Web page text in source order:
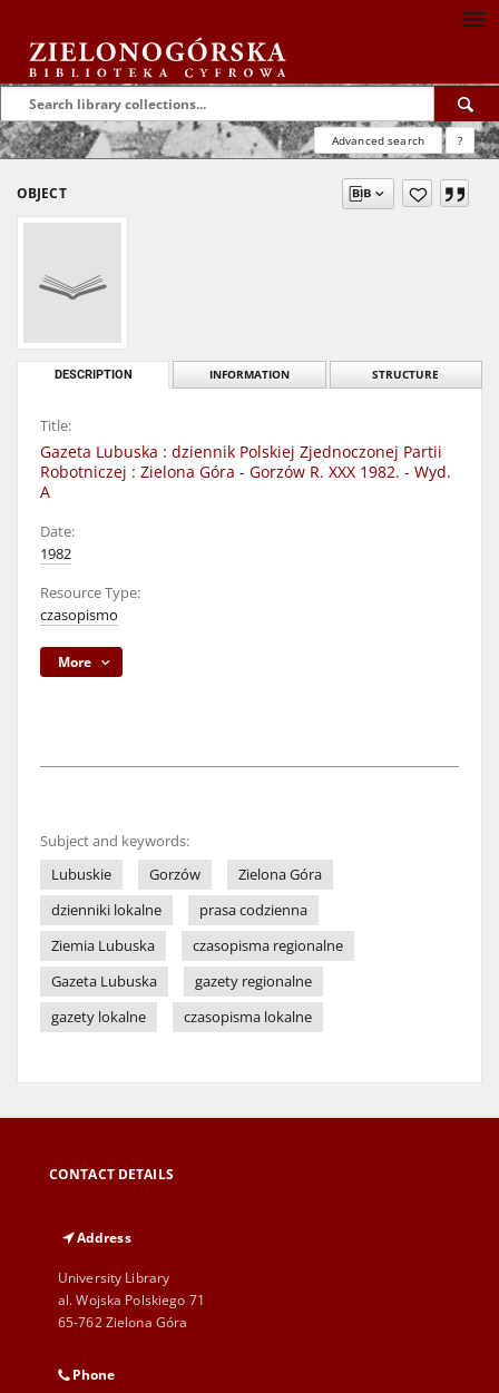
Advanced search ?
OBJECT
DESCRIPTION INFORMATION STRUCTURE
Title:
Gazeta Lubuska : dziennik Polskiej Zjednoczonej Partii
Robotniczej : Zielona Góra - Gorzów R. XXX 1982. - Wyd.
A
Date:
1982
Resource Type:
czasopismo
More
Subject and keywords:
Lubuskie
Gorzów
Zielona Góra
dzienniki lokalne
prasa codzienna
Ziemia Lubuska
czasopisma regionalne
Gazeta Lubuska
gazety regionalne
gazety lokalne
czasopisma lokalne
CONTACT DETAILS
Address
University Library
al. Wojska Polskiego 71
65-762 Zielona Góra
Phone